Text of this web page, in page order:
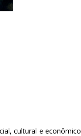
cultural e econômico